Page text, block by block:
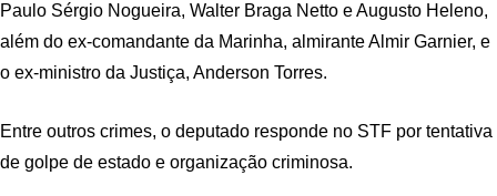
Paulo Sérgio Nogueira, Walter Braga Netto e Augusto Heleno,
além do ex-comandante da Marinha, almirante Almir Garnier, e
o ex-ministro da Justiça, Anderson Torres.
Entre outros crimes, o deputado responde no STF por tentativa
de golpe de estado e organização criminosa.